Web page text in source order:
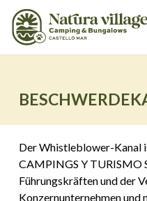
Der Whistleblower-Kanal
CAMPINGS Y TURISMO
Führungskräften und der
Konzernunternehmen und